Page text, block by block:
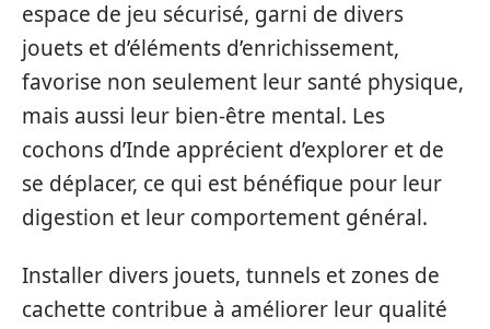
espace de jeu sécurisé, garni de divers
jouets et d’éléments d’enrichissement,
favorise non seulement leur santé physique,
mais aussi leur bien-être mental. Les
cochons d’Inde apprécient d’explorer et de
se déplacer, ce qui est bénéfique pour leur
digestion et leur comportement général.
Installer divers jouets, tunnels et zones de
cachette contribue à améliorer leur qualité